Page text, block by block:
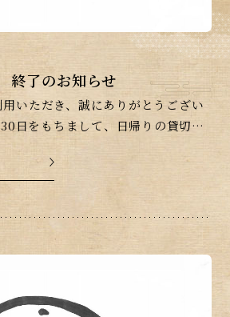
終了のお知らせ
いただき、誠にありがとうござい
日をもちまして、日帰りの貸切風
だくこととなりました。 お客様には
いたしますが、何卒ご理解賜 […]